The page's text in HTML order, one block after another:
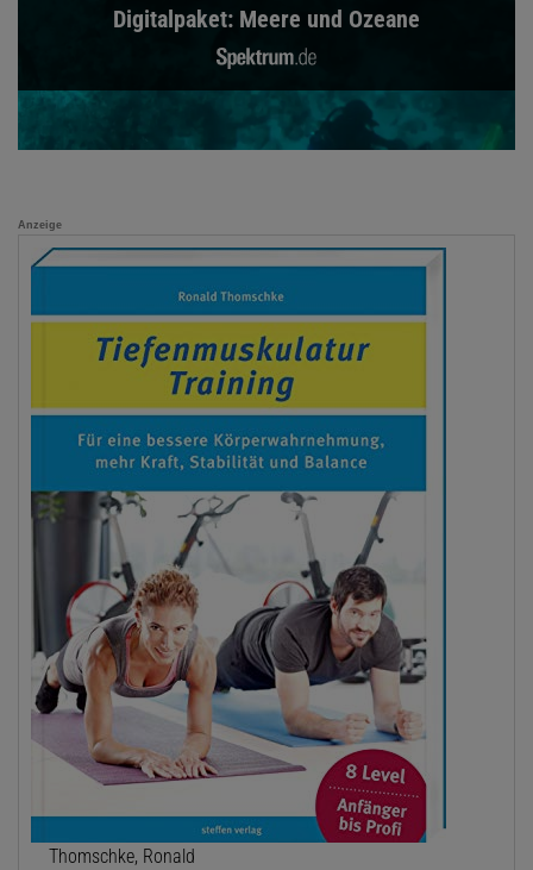
Digitalpaket: Meere und Ozeane
Anzeige
Thomschke, Ronald